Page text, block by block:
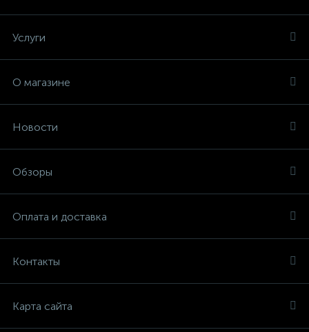
Услуги
О магазине
Новости
Обзоры
Оплата и доставка
Контакты
Карта сайта